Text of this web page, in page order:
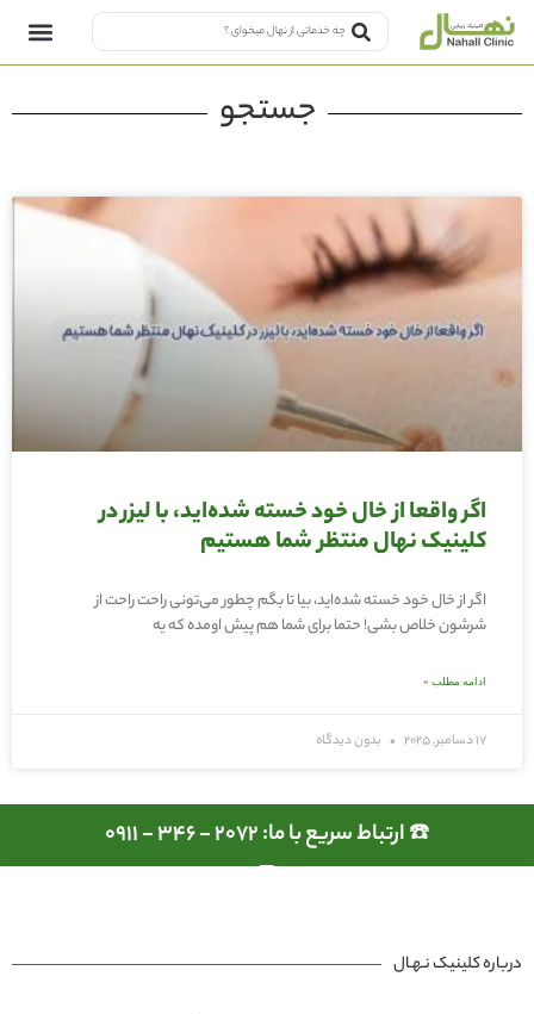
جستجو
اگر واقعا از خال خود خسته شده‌اید، با لیزر در
کلینیک نهال منتظر شما هستیم
اگر از خال خود خسته شده‌اید، بیا تا بگم چطور می‌تونی راحت راحت از
شرشون خلاص بشی! حتما برای شما هم پیش اومده که یه
ادامه مطلب »
17 دسامبر, 2025 بدون دیدگاه
☎️ ارتباط سریع با ما: 2072 - 346 - 0911
درباره کلینیک نـهـال